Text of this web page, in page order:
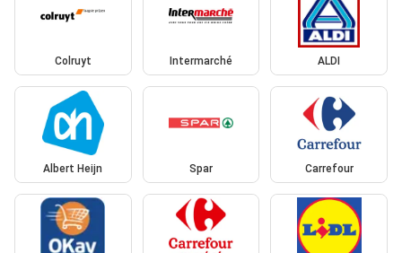
Colruyt Intermarché ALDI
Albert Heijn Spar Carrefour